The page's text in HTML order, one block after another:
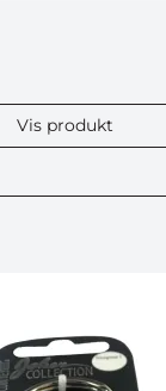
Vis produkt